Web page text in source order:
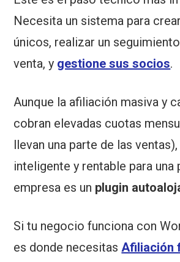
Necesita un sistema para
únicos, realizar un
venta, y gestione sus socios.
Aunque la afiliación masiva y
cobran elevadas cuotas
llevan una parte de las
inteligente y rentable para una
empresa es un plugin
Si tu negocio funciona con
es donde necesitasAfiliación